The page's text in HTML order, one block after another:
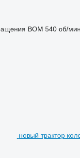
ВОМ 540 об/мин
новый трактор